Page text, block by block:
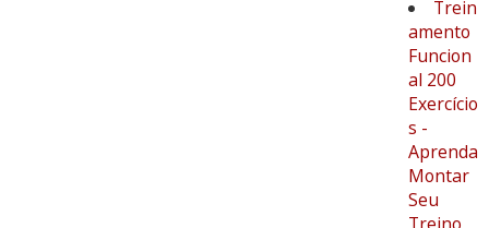
Trein
amento
Funcion
al 200
Exercício
s -
Aprenda
Montar
Seu